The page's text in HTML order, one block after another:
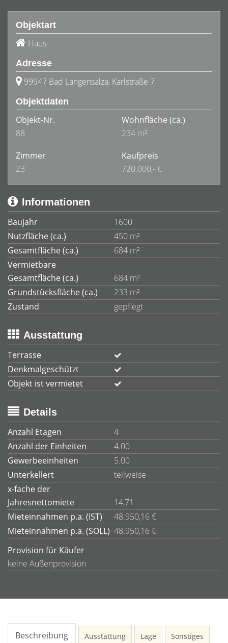
Objektart
Haus
Adresse
99947 Bad Langensalza, Karlstraße 7
Objektdaten
Objekt-Nr.
88
Wohnfläche (ca.)
234 m²
Zimmer
23
Kaufpreis
720.000,- €
Informationen
Baujahr
1600
Nutzfläche (ca.)
450 m²
Gesamtfläche (ca.)
684 m²
Vermietbare
Gesamtfläche (ca.)
684 m²
Grundstücksfläche (ca.)
233 m²
Zustand
gepflegt
Ausstattung
Terrasse
Denkmalgeschützt
Objekt ist vermietet
Details
Anzahl Etagen
4
Anzahl der Einheiten
4.00
Gewerbeeinheiten
5.00
Unterkellert
teilweise
x-fache der
Jahresnettomiete
14,71
Mieteinnahmen p.a. (IST)
48.950,16 €
Mieteinnahmen p.a. (SOLL) 48.950,16 €
Provision für Käufer
keine Außenprovision
Beschreibung Ausstattung Lage Sonstiges